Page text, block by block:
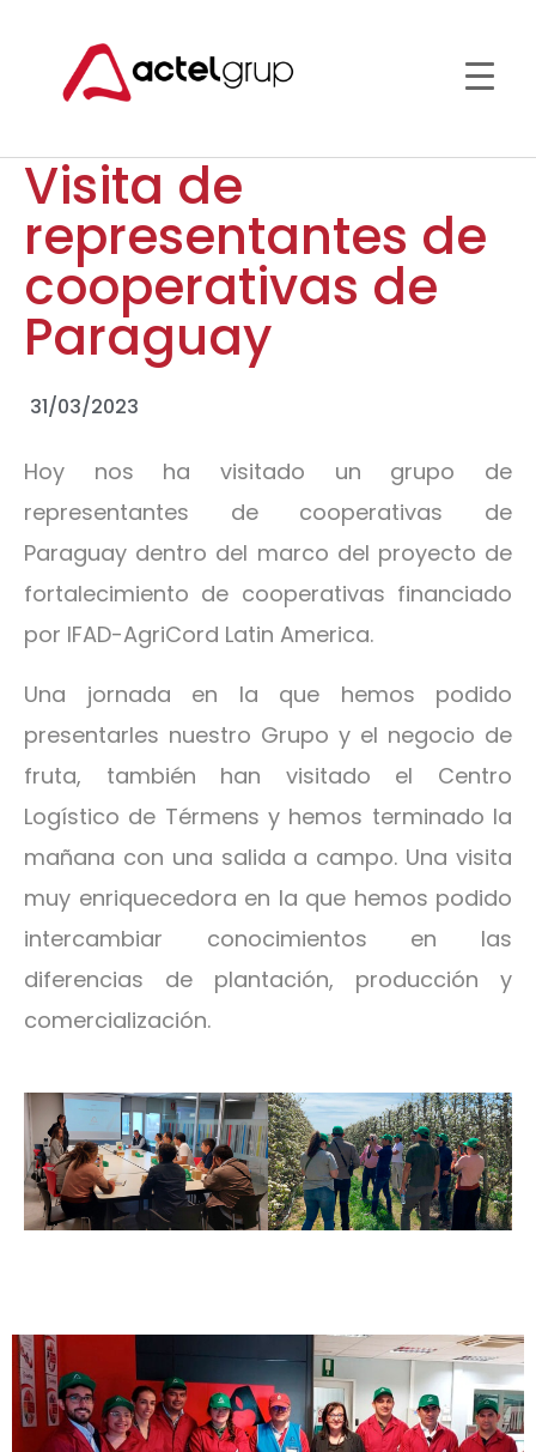
Visita de
representantes de
cooperativas de
Paraguay
31/03/2023
Hoy nos ha visitado un grupo de
representantes de cooperativas de
Paraguay dentro del marco del proyecto de
fortalecimiento de cooperativas financiado
por IFAD-AgriCord Latin America.
Una jornada en la que hemos podido
presentarles nuestro Grupo y el negocio de
fruta, también han visitado el Centro
Logístico de Térmens y hemos terminado la
mañana con una salida a campo. Una visita
muy enriquecedora en la que hemos podido
intercambiar conocimientos en las
diferencias de plantación, producción y
comercialización.